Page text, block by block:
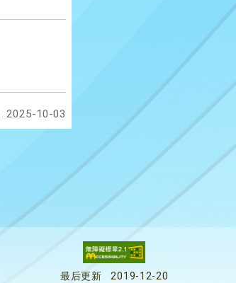
2025-10-03
最后更新
2019-12-20